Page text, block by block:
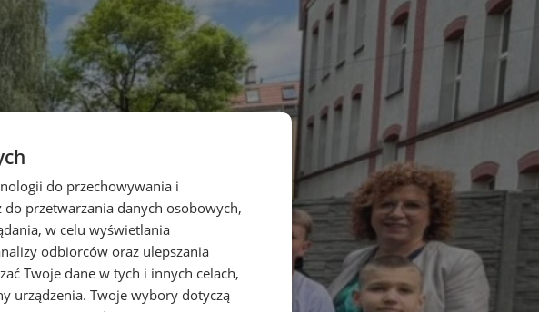
do przechowywania i
przetwarzania danych osobowych,
w celu wyświetlania
odbiorców oraz ulepszania
Twoje dane w tych i innych celach,
urządzenia. Twoje wybory dotyczą